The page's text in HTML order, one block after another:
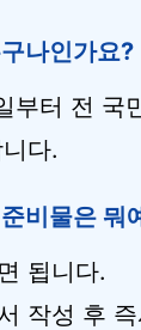
나인가요?
부터 전 국
다.
비물은 뭐
됩니다.
작성 후